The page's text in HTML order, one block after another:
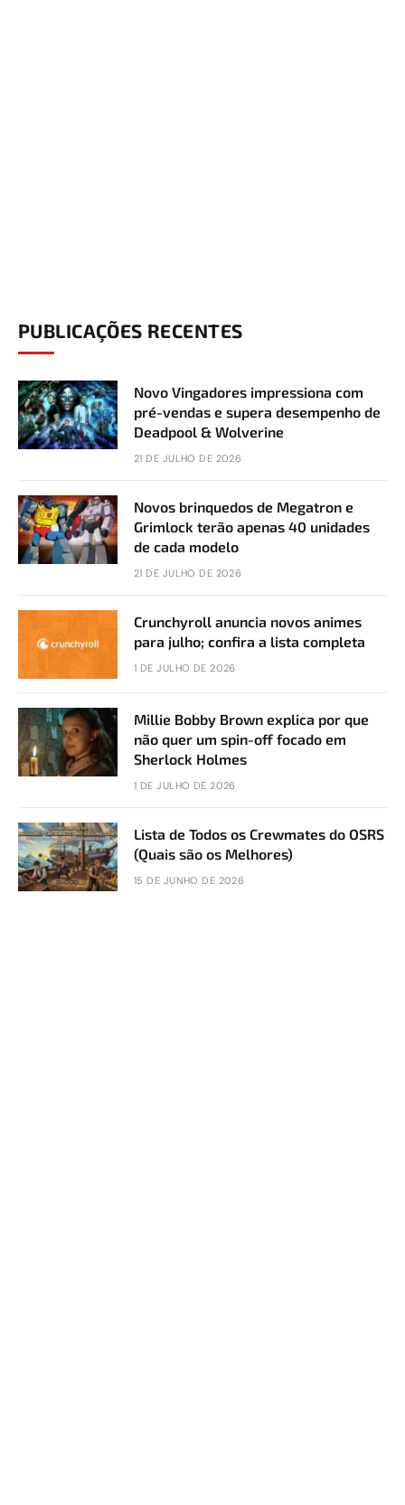
PUBLICAÇÕES RECENTES
Novo Vingadores impressiona com
pré-vendas e supera desempenho de
Deadpool & Wolverine
21 DE JULHO DE 2026
Novos brinquedos de Megatron e
Grimlock terão apenas 40 unidades
de cada modelo
21 DE JULHO DE 2026
Crunchyroll anuncia novos animes
para julho; confira a lista completa
1 DE JULHO DE 2026
Millie Bobby Brown explica por que
não quer um spin-off focado em
Sherlock Holmes
1 DE JULHO DE 2026
Lista de Todos os Crewmates do OSRS
(Quais são os Melhores)
15 DE JUNHO DE 2026